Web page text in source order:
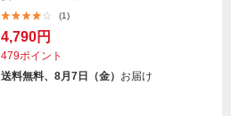
(1)
4,790円
479ポイント
送料無料、8月7日（金） お届け